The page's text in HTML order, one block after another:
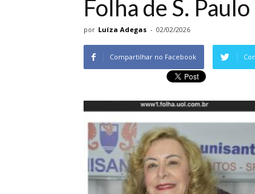
Folha de S. Paulo
por Luíza Adegas - 02/02/2026
Compartilhar no Facebook